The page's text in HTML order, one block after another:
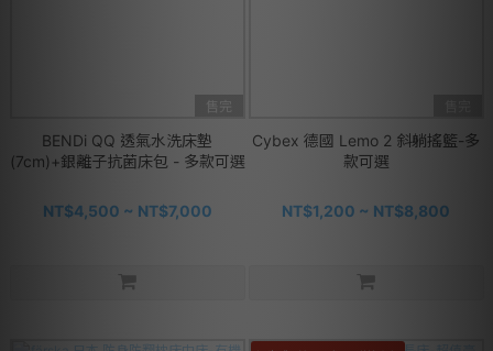
售完
BENDi QQ 透氣水洗床墊
(7cm)+銀離子抗菌床包 - 多款可選
NT$4,500 ~ NT$7,000
Cybex 德國 Lemo 2 斜躺搖籃-多
款可選
NT$1,200 ~ NT$8,800